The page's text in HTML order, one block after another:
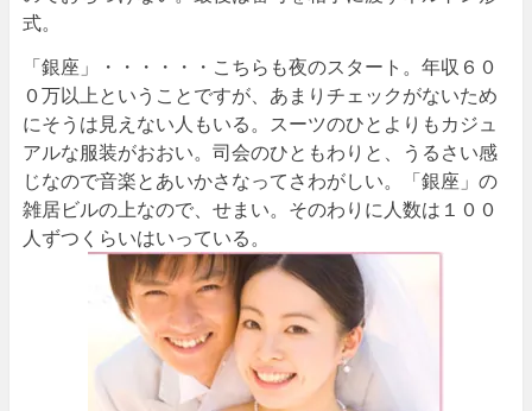
式。
「銀座」・・・・・・こちらも夜のスタート。年収６０
０万以上ということですが、あまりチェックがないため
にそうは見えない人もいる。スーツのひとよりもカジュ
アルな服装がおおい。司会のひともわりと、うるさい感
じなので音楽とあいかさなってさわがしい。「銀座」の
雑居ビルの上なので、せまい。そのわりに人数は１００
人ずつくらいはいっている。